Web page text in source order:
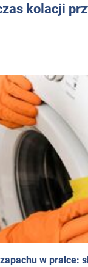
kolacji
w pralce: